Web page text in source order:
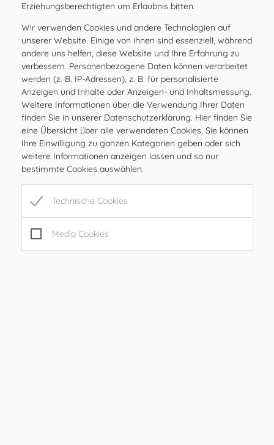
Amtsstunden
MO
08.00 – 12.00 Uhr
DI
08.00 – 12.00 Uhr
MI
08.00 – 12.00 Uhr
DO
08.00 – 12.00 Uhr
FR
08.00 – 12.00, 15.00 – 17.00 Uhr
SA
geschlossen
SO
geschlossen
Öffnungszeiten
08.00 – 12.00 Uhr
DO
08.00 – 12.00 Uhr
Erziehungsberechtigten um Erlaubnis bitten.
Wir verwenden Cookies und andere Technologien auf
unserer Website. Einige von ihnen sind essenziell, während
andere uns helfen, diese Website und Ihre Erfahrung zu
verbessern. Personenbezogene Daten können verarbeitet
werden (z. B. IP-Adressen), z. B. für personalisierte
Anzeigen und Inhalte oder Anzeigen- und Inhaltsmessung.
Weitere Informationen über die Verwendung Ihrer Daten
finden Sie in unserer Datenschutzerklärung. Hier finden Sie
eine Übersicht über alle verwendeten Cookies. Sie können
Ihre Einwilligung zu ganzen Kategorien geben oder sich
weitere Informationen anzeigen lassen und so nur
bestimmte Cookies auswählen.
Technische Cookies
Media Cookies